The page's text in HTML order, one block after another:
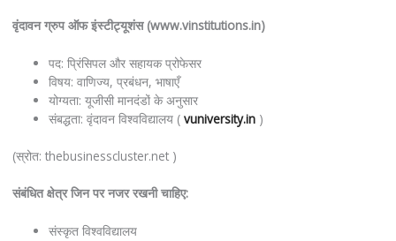
वृंदावन ग्रुप ऑफ इंस्टीट्यूशंस(www.vinstitutions.in)
पद: प्रिंसिपल और सहायक प्रोफेसर
विषय: वाणिज्य, प्रबंधन, भाषाएँ
योग्यता: यूजीसी मानदंडों के अनुसार
संबद्धता: वृंदावन विश्वविद्यालय ( vuniversity.in)
(स्रोत: thebusinesscluster.net )
संबंधित क्षेत्र जिन पर नजर रखनी चाहिए:
संस्कृत विश्वविद्यालय